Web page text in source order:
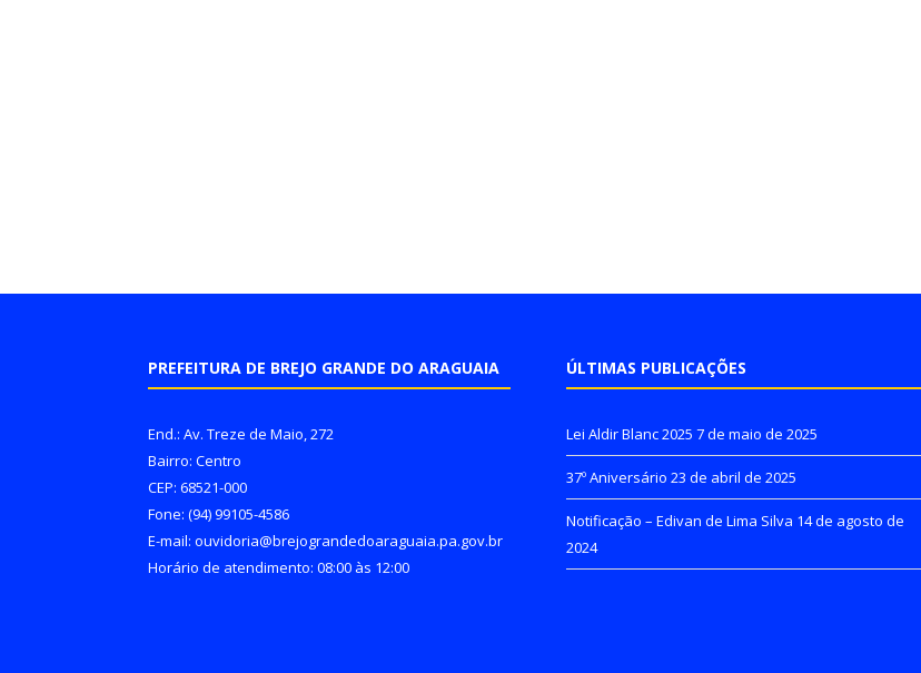
PREFEITURA DE BREJO GRANDE DO ARAGUAIA
End.: Av. Treze de Maio, 272
Bairro: Centro
CEP: 68521-000
Fone: (94) 99105-4586
E-mail: ouvidoria@brejograndedoaraguaia.pa.gov.br
Horário de atendimento: 08:00 às 12:00
ÚLTIMAS PUBLICAÇÕES
Lei Aldir Blanc 2025 7 de maio de 2025
37º Aniversário 23 de abril de 2025
Notificação – Edivan de Lima Silva 14 de agosto de
2024